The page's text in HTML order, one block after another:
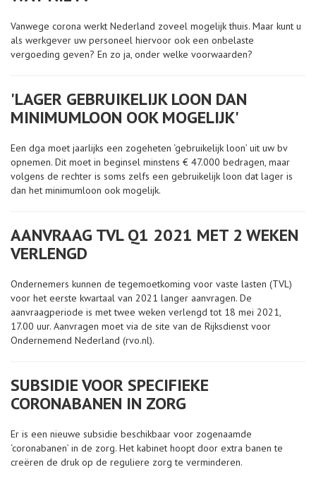
Vanwege corona werkt Nederland zoveel mogelijk thuis. Maar kunt u
als werkgever uw personeel hiervoor ook een onbelaste
vergoeding geven? En zo ja, onder welke voorwaarden?
'LAGER GEBRUIKELIJK LOON DAN
MINIMUMLOON OOK MOGELIJK'
Een dga moet jaarlijks een zogeheten ‘gebruikelijk loon’ uit uw bv
opnemen. Dit moet in beginsel minstens € 47.000 bedragen, maar
volgens de rechter is soms zelfs een gebruikelijk loon dat lager is
dan het minimumloon ook mogelijk.
AANVRAAG TVL Q1 2021 MET 2 WEKEN
VERLENGD
Ondernemers kunnen de tegemoetkoming voor vaste lasten (TVL)
voor het eerste kwartaal van 2021 langer aanvragen. De
aanvraagperiode is met twee weken verlengd tot 18 mei 2021,
17.00 uur. Aanvragen moet via de site van de Rijksdienst voor
Ondernemend Nederland (rvo.nl).
SUBSIDIE VOOR SPECIFIEKE
CORONABANEN IN ZORG
Er is een nieuwe subsidie beschikbaar voor zogenaamde
‘coronabanen’ in de zorg. Het kabinet hoopt door extra banen te
creëren de druk op de reguliere zorg te verminderen.